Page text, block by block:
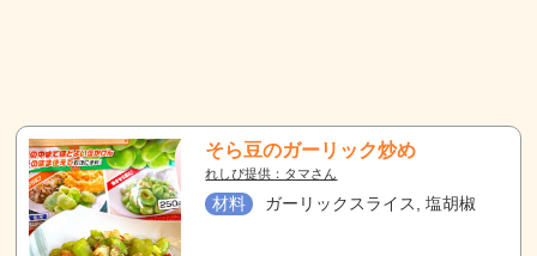
そら豆のガーリック炒め
れしぴ提供：タマさん
材料 ガーリックスライス, 塩胡椒